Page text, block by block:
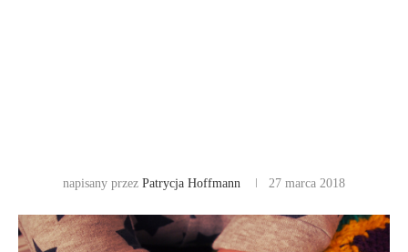
napisany przez Patrycja Hoffmann 27 marca 2018